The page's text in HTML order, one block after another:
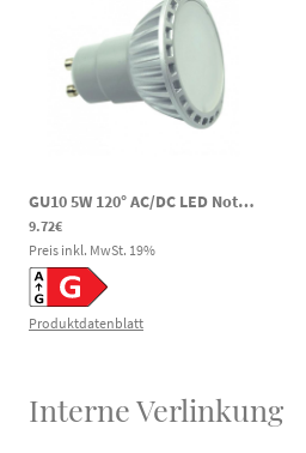
GU10 5W 120° AC/DC LED Notlicht Spot PAR16 340lm 2700K 185-269VV DC 230V AC
9.72€
Preis inkl. MwSt. 19%
Produktdatenblatt
Interne Verlinkung